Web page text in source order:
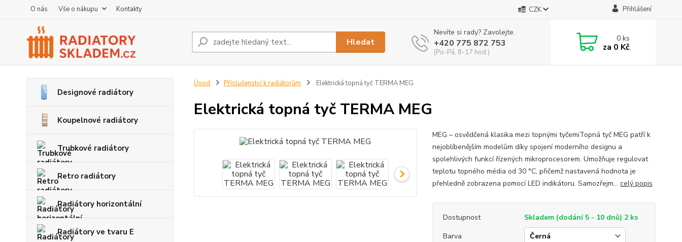
O nás Vše o nákupu Kontakty CZK Přihlášení
Hledat
Nevíte si rady? Zavolejte.
+420 775 872 753
(Po-Pá, 8-17 hod.)
0ks
za 0 Kč
Designové radiátory
Koupelnové radiátory
Trubkové radiátory
Retro radiátory
Radiátory horizontální
Radiátory ve tvaru E
Úvod Příslušenství k radiátorům Elektrická topná tyč TERMA MEG
Elektrická topná tyč TERMA MEG
MEG – osvědčená klasika mezi topnými tyčemiTopná tyč MEG patří k
nejoblíbenějším modelům díky spojení moderního designu a
spolehlivých funkcí řízených mikroprocesorem. Umožňuje regulovat
teplotu topného média od 30 °C, přičemž nastavená hodnota je
přehledně zobrazena pomocí LED indikátoru. Samozřejm... celý popis
Dostupnost
Skladem (dodání 5 - 10 dnů) 2 ks
Barva